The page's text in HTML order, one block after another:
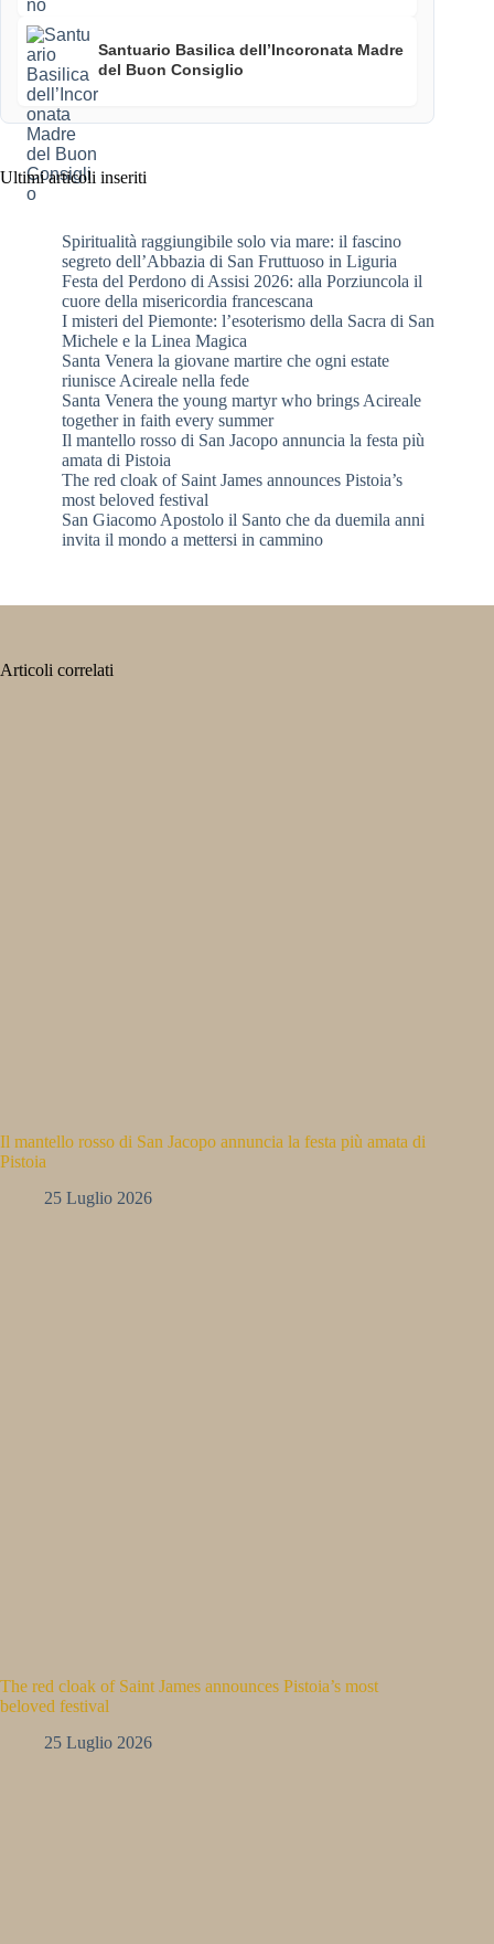
Santuario Basilica dell’Incoronata Madre
del Buon Consiglio
Ultimi articoli inseriti
Spiritualità raggiungibile solo via mare: il fascino
segreto dell’Abbazia di San Fruttuoso in Liguria
Festa del Perdono di Assisi 2026: alla Porziuncola il
cuore della misericordia francescana
I misteri del Piemonte: l’esoterismo della Sacra di San
Michele e la Linea Magica
Santa Venera la giovane martire che ogni estate
riunisce Acireale nella fede
Santa Venera the young martyr who brings Acireale
together in faith every summer
Il mantello rosso di San Jacopo annuncia la festa più
amata di Pistoia
The red cloak of Saint James announces Pistoia’s
most beloved festival
San Giacomo Apostolo il Santo che da duemila anni
invita il mondo a mettersi in cammino
Articoli correlati
Il mantello rosso di San Jacopo annuncia la festa più amata di
Pistoia
25 Luglio 2026
The red cloak of Saint James announces Pistoia’s most
beloved festival
25 Luglio 2026